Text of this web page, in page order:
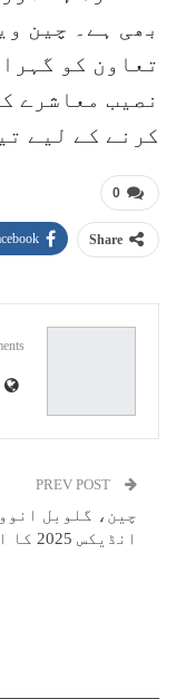
بھی ہے۔ چین
تعاون کو
نصیب معاشرے
کرنے کے لیے
0
Share
چین، گلوبل
انڈیکس 2025 کا اجراء